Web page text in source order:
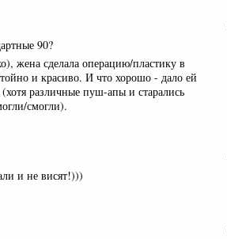
90?
жена сделала операцию/пластику в
и красиво. И что хорошо - дало ей
различные пуш-апы и старались
смогли).
и не висят!)))